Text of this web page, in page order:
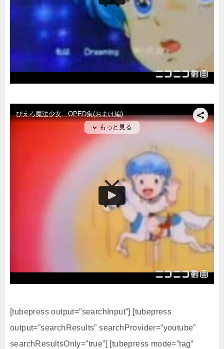
[tubepress output=”searchInput”] [tubepress
output=”searchResults” searchProvider=”youtube”
searchResultsOnly=”true”] [tubepress mode=”tag”